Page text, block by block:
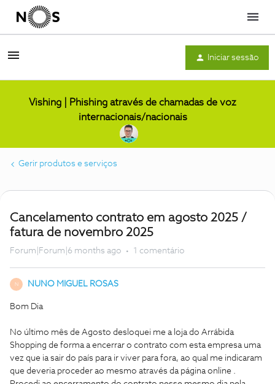
Menu
Iniciar sessão
Vishing | Phishing através de chamadas de voz
internacionais/nacionais
Gerir produtos e serviços
Cancelamento contrato em agosto 2025 /
fatura de novembro 2025
Forum|Forum|6 months ago 1 comentário
N NUNO MIGUEL ROSAS
Bom Dia
No último mês de Agosto desloquei me a loja do Arrábida
Shopping de forma a encerrar o contrato com esta empresa uma
vez que ia sair do país para ir viver para fora, ao qual me indicaram
que deveria proceder ao mesmo através da página online .